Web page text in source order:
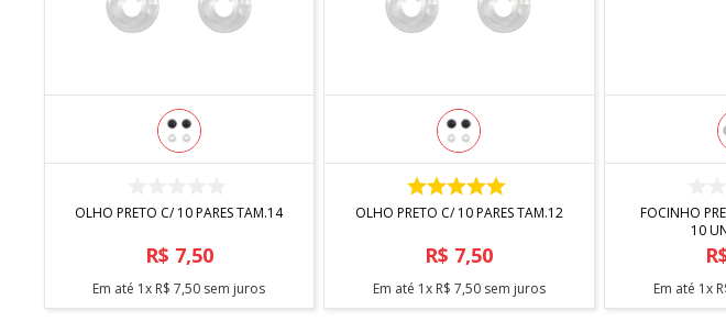
OLHO PRETO C/ 10 PARES TAM.14
R$ 7,50
Em até 1x R$ 7,50 sem juros
COMPRAR
OLHO PRETO C/ 10 PARES TAM.12
R$ 7,50
Em até 1x R$ 7,50sem juros
FOCINHO
10
Em até 1x